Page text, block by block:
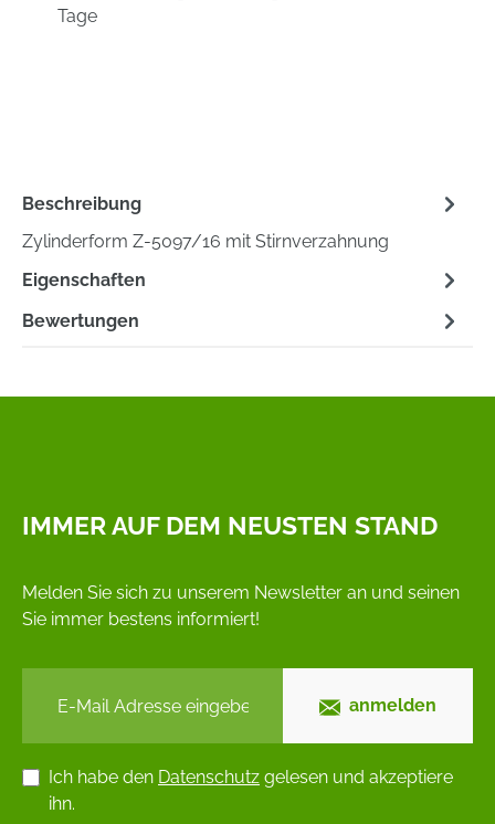
Tage
Beschreibung
Zylinderform Z-5097/16 mit Stirnverzahnung
Eigenschaften
Bewertungen
IMMER AUF DEM NEUSTEN STAND
Melden Sie sich zu unserem Newsletter an und seinen
Sie immer bestens informiert!
anmelden
Ich habe den Datenschutz gelesen und akzeptiere
ihn.